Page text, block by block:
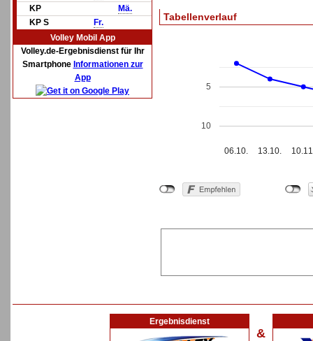
KP
Mä.
KP S
Fr.
Volley Mobil App
Volley.de-Ergebnisdienst für Ihr
Smartphone Informationen zur
App
Tabellenverlauf
06.10. 13.10.
5
10
Ergebnisdienst
&